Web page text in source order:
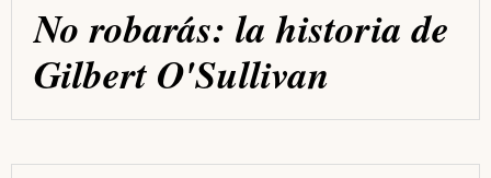
No robarás: la historia de
Gilbert O'Sullivan